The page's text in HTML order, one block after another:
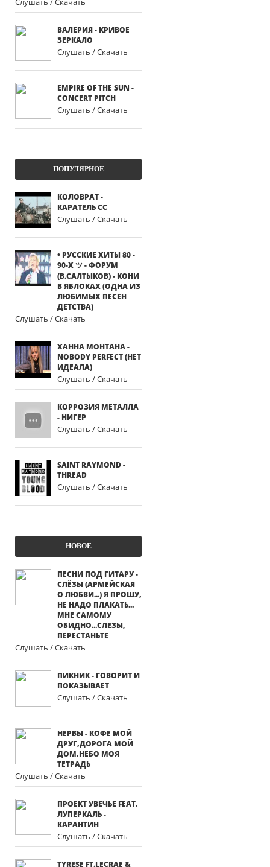
ВАЛЕРИЯ - КРИВОЕ
ЗЕРКАЛО
Слушать / Скачать
EMPIRE OF THE SUN -
CONCERT PITCH
Слушать / Скачать
ПОПУЛЯРНОЕ
КОЛОВРАТ -
КАРАТЕЛЬ СС
Слушать / Скачать
• РУССКИЕ ХИТЫ 80 -
90-Х ツ - ФОРУМ
(В.САЛТЫКОВ) - КОНИ
В ЯБЛОКАХ (ОДНА ИЗ
ЛЮБИМЫХ ПЕСЕН
ДЕТСТВА)
Слушать / Скачать
ХАННА МОНТАНА -
NOBODY PERFECT (НЕТ
ИДЕАЛА)
Слушать / Скачать
КОРРОЗИЯ МЕТАЛЛА
- НИГЕР
Слушать / Скачать
SAINT RAYMOND -
THREAD
Слушать / Скачать
НОВОЕ
ПЕСНИ ПОД ГИТАРУ -
СЛЁЗЫ (АРМЕЙСКАЯ
О ЛЮБВИ...) Я ПРОШУ,
НЕ НАДО ПЛАКАТЬ...
МНЕ САМОМУ
ОБИДНО...СЛЕЗЫ,
ПЕРЕСТАНЬТЕ
Слушать / Скачать
ПИКНИК - ГОВОРИТ И
ПОКАЗЫВАЕТ
Слушать / Скачать
НЕРВЫ - КОФЕ МОЙ
ДРУГ,ДОРОГА МОЙ
ДОМ,НЕБО МОЯ
ТЕТРАДЬ
Слушать / Скачать
ПРОЕКТ УВЕЧЬЕ FEAT.
ЛУПЕРКАЛЬ -
КАРАНТИН
Слушать / Скачать
TYRESE FT.LECRAE &